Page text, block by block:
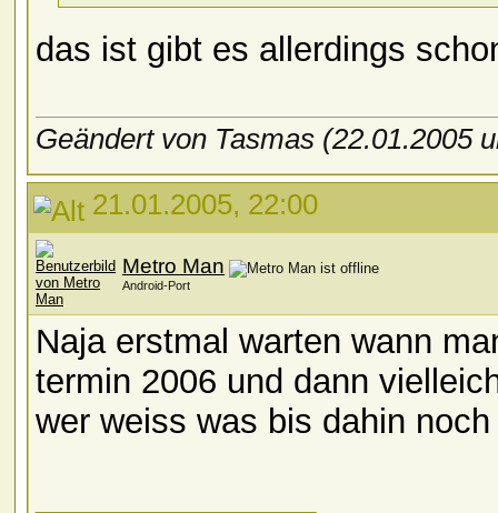
das ist gibt es allerdings
Geändert von Tasmas (22.01.2005
21.01.2005, 22:00
Metro Man
Android-Port
Naja erstmal warten wann
termin 2006 und dann
wer weiss was bis dahin